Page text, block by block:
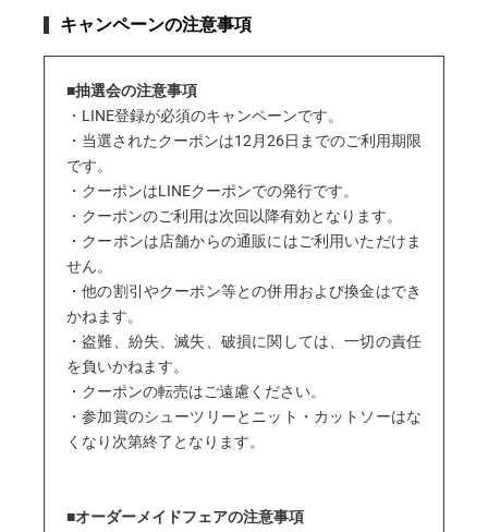
キャンペーンの注意事項
■抽選会の注意事項
・LINE登録が必須のキャンペーンです。
・当選されたクーポンは12月26日までのご利用期限
です。
・クーポンはLINEクーポンでの発行です。
・クーポンのご利用は次回以降有効となります。
・クーポンは店舗からの通販にはご利用いただけま
せん。
・他の割引やクーポン等との併用および換金はでき
かねます。
・盗難、紛失、滅失、破損に関しては、一切の責任
を負いかねます。
・クーポンの転売はご遠慮ください。
・参加賞のシューツリーとニット・カットソーはな
くなり次第終了となります。
■オーダーメイドフェアの注意事項